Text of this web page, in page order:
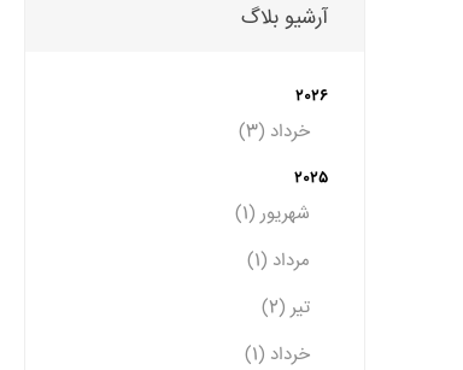
آرشیو بلاگ
2026
خرداد (3)
2025
شهریور (1)
مرداد (1)
تیر (2)
خرداد (1)